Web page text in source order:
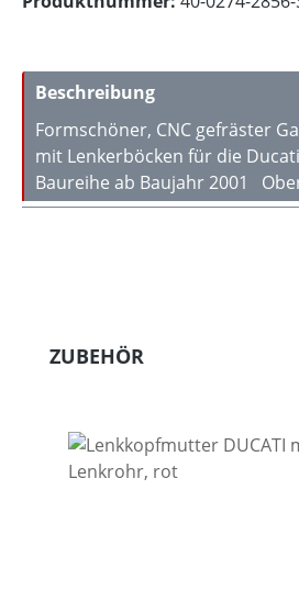
Beschreibung
Formschöner, CNC gefräster
mit Lenkerböcken für die
Baureihe ab Baujahr 2001
Produktgalerie überspringen
ZUBEHÖR